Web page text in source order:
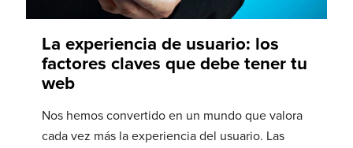
La experiencia de usuario: los
factores claves que debe tener tu
web
Nos hemos convertido en un mundo que valora
cada vez más la experiencia del usuario. Las